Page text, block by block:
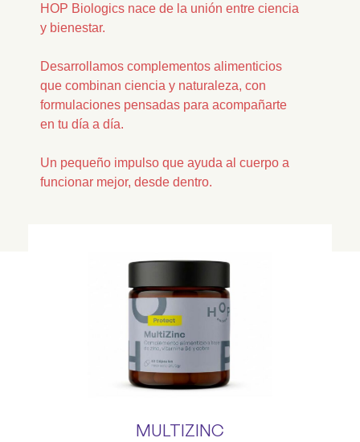
HOP Biologics nace de la unión entre ciencia
y bienestar.
Desarrollamos complementos alimenticios
que combinan ciencia y naturaleza, con
formulaciones pensadas para acompañarte
en tu día a día.
Un pequeño impulso que ayuda al cuerpo a
funcionar mejor, desde dentro.
MULTIZINC